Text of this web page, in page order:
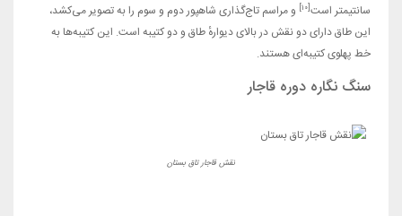
سانتیمتر است[۱۰]
و مراسم تاج‌گذاری شاهپور دوم و سوم را به تصویر می‌کشد،
این طاق دارای دو نقش در بالای دیوارهٔ طاق و دو کتیبه است. این کتیبه‌ها به
خط پهلوی کتیبه‌ای هستند.
سنگ نگاره دوره قاجار
نقش قاجار تاق بستان